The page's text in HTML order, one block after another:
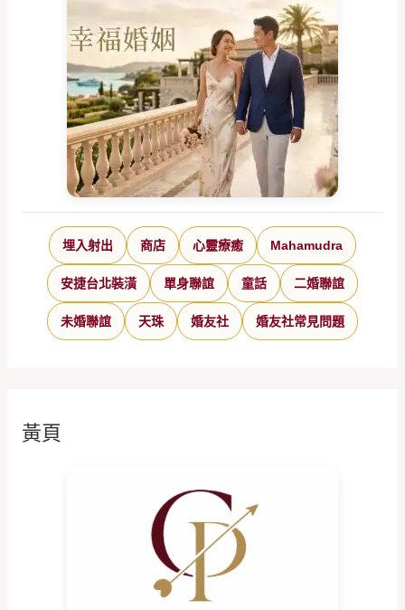
埋入射出 商店 心靈療癒 Mahamudra
安捷台北裝潢 單身聯誼 童話 二婚聯誼
未婚聯誼 天珠 婚友社 婚友社常見問題
黃頁